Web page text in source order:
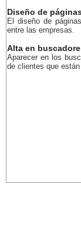
Diseño de
El diseño de
entre las empresas.
Alta en
Aparecer en los
de clientes que